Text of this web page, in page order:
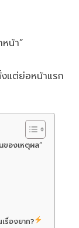
น้า”
แต่ย่อหน้าแรก
ของเหตุผล”
รื่องยาก?